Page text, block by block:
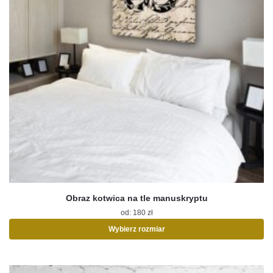
Obraz kotwica na tle manuskryptu
od: 180 zł
Wybierz rozmiar
ma